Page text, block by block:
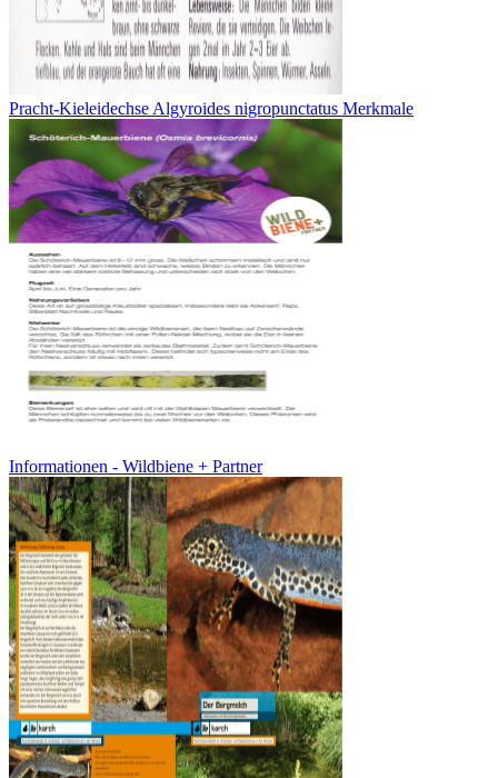
Pracht-Kieleidechse Algyroides nigropunctatus Merkmale
Informationen - Wildbiene + Partner